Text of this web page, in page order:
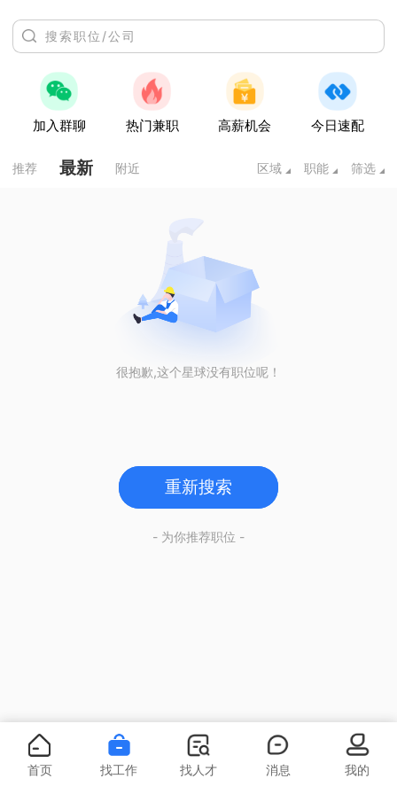
加入群聊 热门兼职 高薪机会 今日速配
推荐 最新 附近 区域 职能 筛选
很抱歉,这个星球没有职位呢！
重新搜索
- 为你推荐职位 -
首页 找工作 找人才 消息 我的